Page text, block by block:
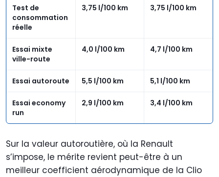
Test de
consommation
réelle
3,75 l/100 km 3,75 l/100 km
Essai mixte
ville-route
4,0 l/100 km 4,7 l/100 km
Essai autoroute 5,5 l/100 km 5,1 l/100 km
Essai economy
run
2,9 l/100 km 3,4 l/100 km
Sur la valeur autoroutière, où la Renault
s’impose, le mérite revient peut-être à un
meilleur coefficient aérodynamique de la Clio